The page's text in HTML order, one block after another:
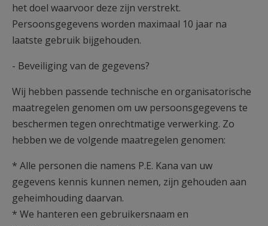
het doel waarvoor deze zijn verstrekt.
Persoonsgegevens worden maximaal 10 jaar na
laatste gebruik bijgehouden.
- Beveiliging van de gegevens?
Wij hebben passende technische en organisatorische
maatregelen genomen om uw persoonsgegevens te
beschermen tegen onrechtmatige verwerking. Zo
hebben we de volgende maatregelen genomen:
* Alle personen die namens P.E. Kana van uw
gegevens kennis kunnen nemen, zijn gehouden aan
geheimhouding daarvan.
* We hanteren een gebruikersnaam en